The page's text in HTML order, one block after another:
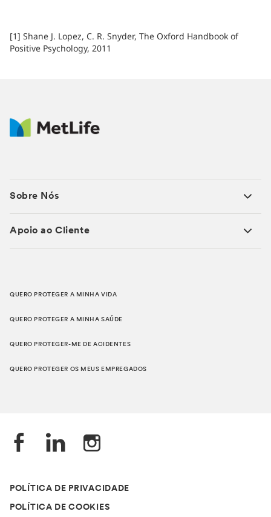
[1] Shane J. Lopez, C. R. Snyder, The Oxford Handbook of
Positive Psychology, 2011
Sobre Nós
Apoio ao Cliente
QUERO PROTEGER A MINHA VIDA
QUERO PROTEGER A MINHA SAÚDE
QUERO PROTEGER-ME DE ACIDENTES
QUERO PROTEGER OS MEUS EMPREGADOS
POLÍTICA DE PRIVACIDADE
POLÍTICA DE COOKIES